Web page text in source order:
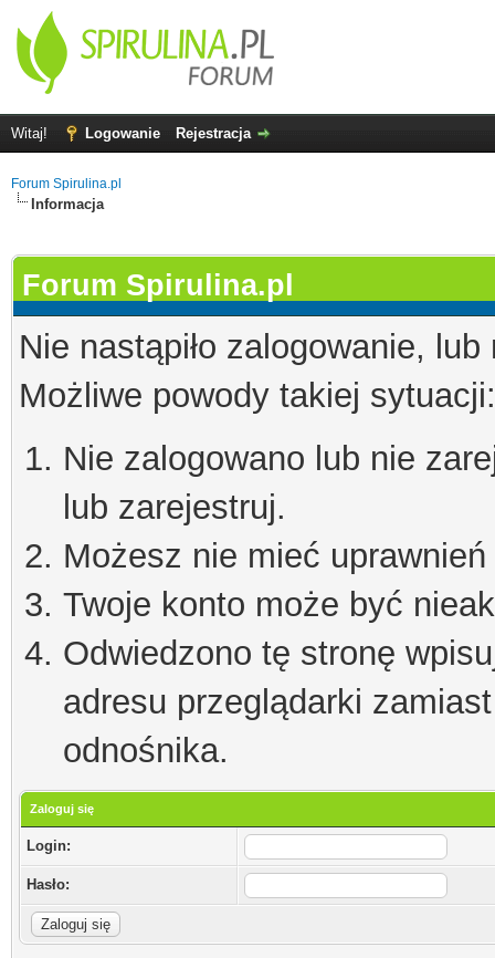
Witaj! Logowanie Rejestracja
Forum Spirulina.pl
Informacja
Forum Spirulina.pl
Nie nastąpiło zalogowanie,
Możliwe powody takiej sytuacji:
Nie zalogowano lub nie
lub zarejestruj.
Możesz nie mieć
Twoje konto może być
Odwiedzono tę stronę
adresu przeglądarki
odnośnika.
Zaloguj się
Login:
Hasło: